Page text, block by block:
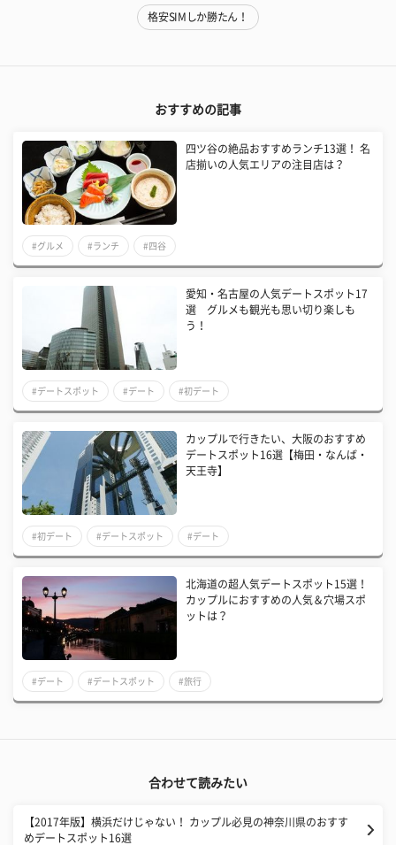
格安SIMしか勝たん！
おすすめの記事
四ツ谷の絶品おすすめランチ13選！ 名
店揃いの人気エリアの注目店は？
#グルメ #ランチ #四谷
愛知・名古屋の人気デートスポット17
選 グルメも観光も思い切り楽しも
う！
#デートスポット #デート #初デート
カップルで行きたい、大阪のおすすめ
デートスポット16選【梅田・なんば・
天王寺】
#初デート #デートスポット #デート
北海道の超人気デートスポット15選！
カップルにおすすめの人気＆穴場スポ
ットは？
#デート #デートスポット #旅行
合わせて読みたい
【2017年版】横浜だけじゃない！ カップル必見の神奈川県のおすす
めデートスポット16選